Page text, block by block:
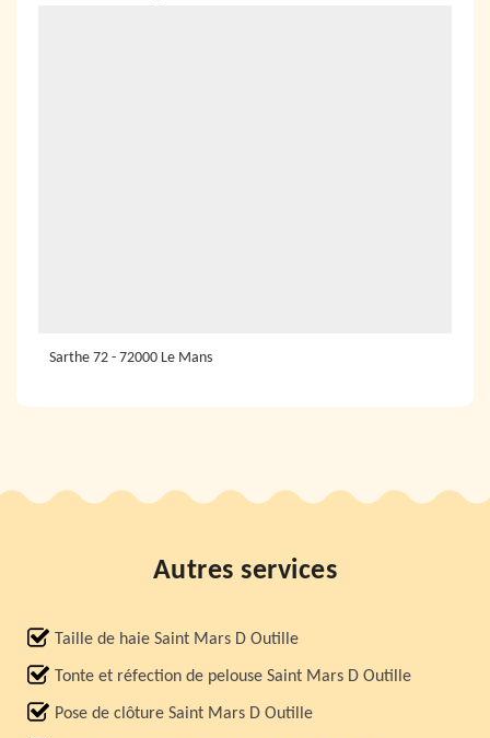
Sarthe 72 - 72000 Le Mans
Autres services
Taille de haie Saint Mars D Outille
Tonte et réfection de pelouse Saint Mars D Outille
Pose de clôture Saint Mars D Outille